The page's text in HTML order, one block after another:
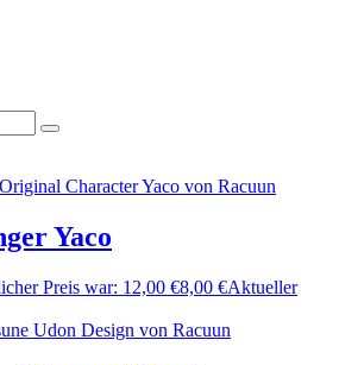
Yaco
Preis war: 12,00 €8,00 €Aktueller